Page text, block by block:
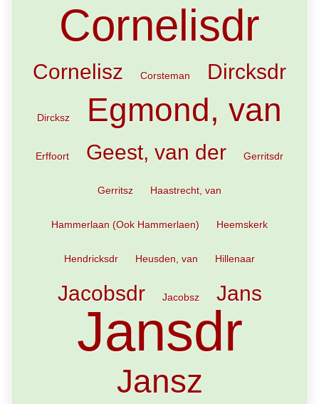
Cornelisdr
Cornelisz Corsteman Dircksdr
Dircksz Egmond, van
Erffoort Geest, van der Gerritsdr
Gerritsz Haastrecht, van
Hammerlaan (Ook Hammerlaen) Heemskerk
Hendricksdr Heusden, van Hillenaar
Jacobsdr Jacobsz Jans
Jansdr
Jansz